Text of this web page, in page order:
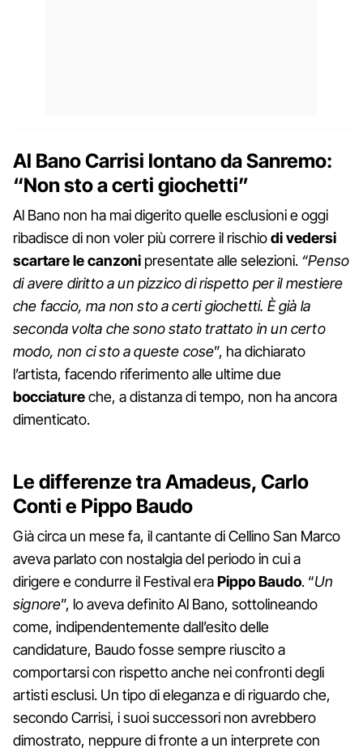
Al Bano Carrisi lontano da Sanremo:
“Non sto a certi giochetti”
Al Bano non ha mai digerito quelle esclusioni e oggi
ribadisce di non voler più correre il rischiodi vedersi
scartare le canzoni presentate alle selezioni. “Penso
di avere diritto a un pizzico di rispetto per il mestiere
che faccio, ma non sto a certi giochetti. È già la
seconda volta che sono stato trattato in un certo
modo, non ci sto a queste cose”, ha dichiarato
l’artista, facendo riferimento alle ultime due
bocciatureche, a distanza di tempo, non ha ancora
dimenticato.
Le differenze tra Amadeus, Carlo
Conti e Pippo Baudo
Già circa un mese fa, il cantante di Cellino San Marco
aveva parlato con nostalgia del periodo in cui a
dirigere e condurre il Festival eraPippo Baudo. “Un
signore”, lo aveva definito Al Bano, sottolineando
come, indipendentemente dall’esito delle
candidature, Baudo fosse sempre riuscito a
comportarsi con rispetto anche nei confronti degli
artisti esclusi. Un tipo di eleganza e di riguardo che,
secondo Carrisi, i suoi successori non avrebbero
dimostrato, neppure di fronte a un interprete con